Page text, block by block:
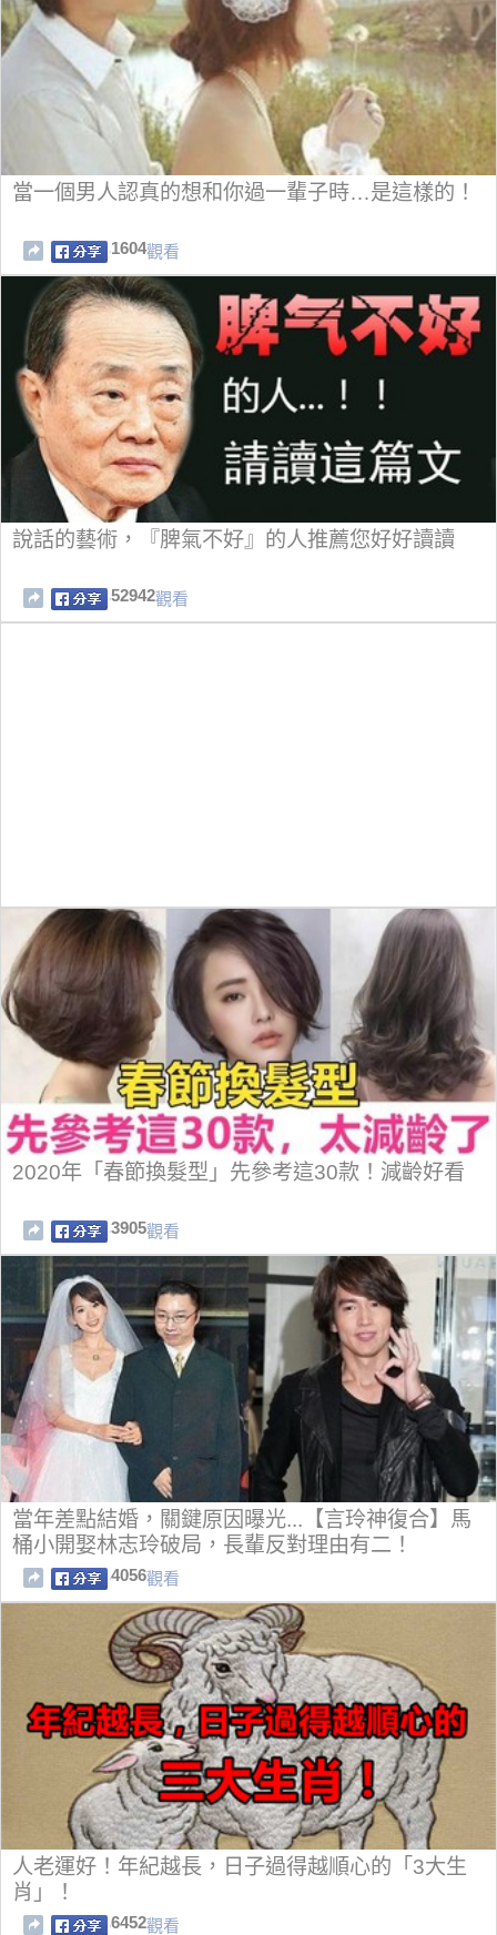
當一個男人認真的想和你過一輩子時…是這樣的！
1604觀看
說話的藝術，『脾氣不好』的人推薦您好好讀讀
52942觀看
2020年「春節換髮型」先參考這30款！減齡好看
3905觀看
當年差點結婚，關鍵原因曝光...【言玲神復合】馬
桶小開娶林志玲破局，長輩反對理由有二！
4056觀看
人老運好！年紀越長，日子過得越順心的「3大生
肖」！
6452觀看